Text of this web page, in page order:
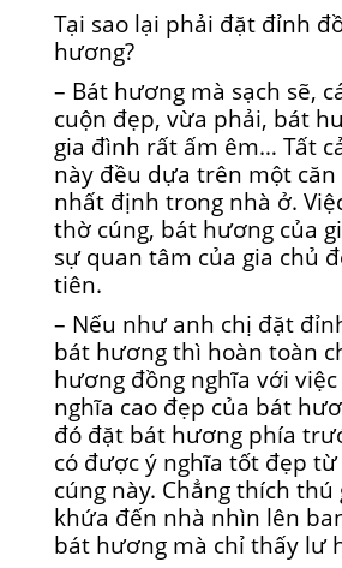
Tại sao lại phải đặt đỉnh
hương?
– Bát hương mà sạch sẽ,
cuộn đẹp, vừa phải, bát
gia đình rất ấm êm… Tất
này đều dựa trên một
nhất định trong nhà ở.
thờ cúng, bát hương của
sự quan tâm của gia chủ
tiên.
– Nếu như anh chị đặt
bát hương thì hoàn toàn
hương đồng nghĩa với
nghĩa cao đẹp của bát
đó đặt bát hương phía
có được ý nghĩa tốt đẹp
cúng này. Chẳng thích thú
khứa đến nhà nhìn lên
bát hương mà chỉ thấy lư